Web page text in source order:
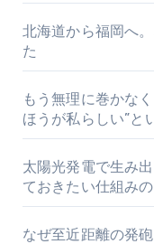
北海道から福岡へ
た
もう無理に巻かな
ほうが私らしい”と
太陽光発電で生み
ておきたい仕組み
なぜ至近距離の発